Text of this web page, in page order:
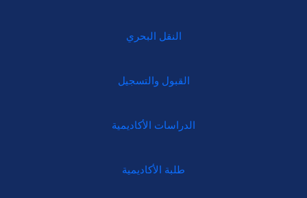
النقل البحري
القبول والتسجيل
الدراسات الأكاديمية
طلبة الأكاديمية